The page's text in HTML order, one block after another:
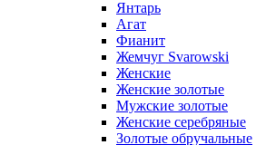
Янтарь
Агат
Фианит
Жемчуг Svarowski
Женские
Женские золотые
Мужские золотые
Женские серебряные
Золотые обручальные